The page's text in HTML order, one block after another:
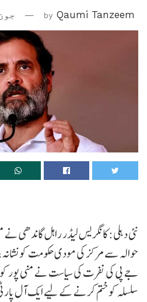
by Qaumi Tanzeem جون 16,
نئی دہلی: کانگریس لیڈر راہل گاندھی
حوالہ سے مرکز کی مودی حکومت کو نشانہ
جے پی کی نفرت کی سیاست نے منی پور کو
سلسلہ کو ختم کرنے کے لیے ایک آل پارٹی